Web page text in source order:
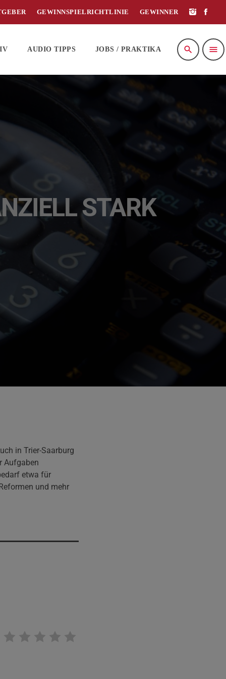
GEWINNSPIELRICHTLINIE GEWINNER
AUDIO TIPPS JOBS / PRAKTIKA search menu
STARK
in Trier-Saarburg
Aufgaben
etwa für
und mehr